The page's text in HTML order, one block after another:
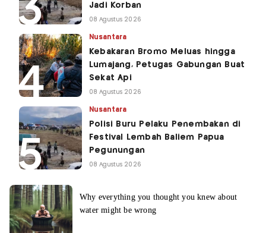
Jadi Korban
08 Agustus 2026
Nusantara
Kebakaran Bromo Meluas hingga
Lumajang, Petugas Gabungan Buat
Sekat Api
08 Agustus 2026
Nusantara
Polisi Buru Pelaku Penembakan di
Festival Lembah Baliem Papua
Pegunungan
08 Agustus 2026